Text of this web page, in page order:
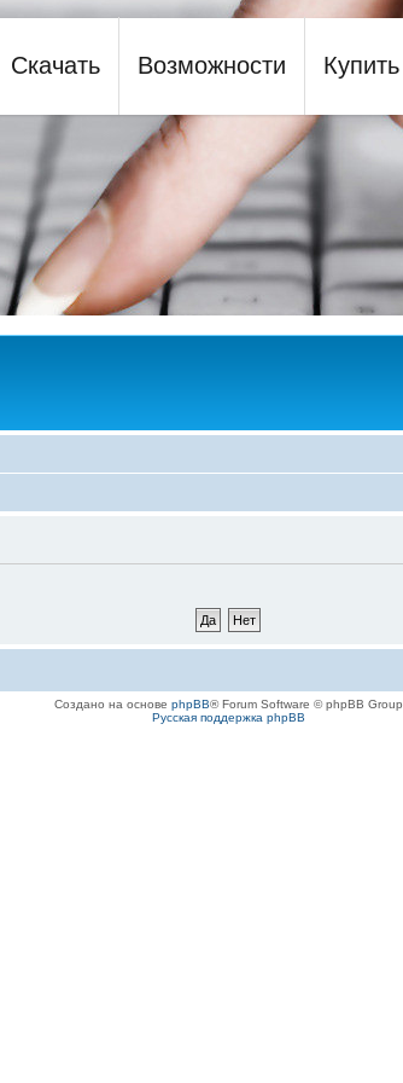
Скачать Возможности Купить
Создано на основе phpBB® Forum Software © phpBB Group
Русская поддержка phpBB